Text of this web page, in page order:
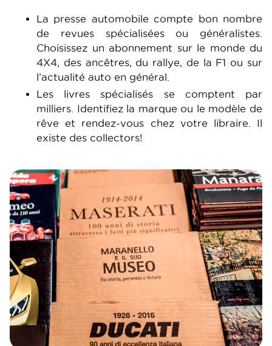
La presse automobile compte bon nombre
de revues spécialisées ou généralistes.
Choisissez un abonnement sur le monde du
4X4, des ancêtres, du rallye, de la F1 ou sur
l’actualité auto en général.
Les livres spécialisés se comptent par
milliers. Identifiez la marque ou le modèle de
rêve et rendez-vous chez votre libraire. Il
existe des collectors!
Image